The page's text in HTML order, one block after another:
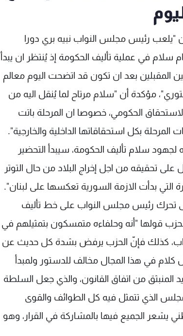
رئيس مجلس النواب نبيه بري دورا
في عملية تأليف الحكومة إذ يُنتظر ان يبدأ
المقبلين بعد ان تكون قد اتضحت اليوم معالم
مؤكدة أن "سلام مرتاح لما يُنقل اليه من
الاستحقاق الحكومي، خصوصا ان المرحلة باتت
بكل استحقاقاتها الداخلية والخارجية".
سلام تأليف الحكومة، سيبدأ التحضير
على تحقيقه من اجل إخراج البلاد من حال التوتر
التي بدأت الازمة السورية تعكسها على لبنان".
تحرك رئيس مجلس النواب على خط تأليف
قولها "أنه وحلفاءه متمسكون بتمثيلهم في
كذلك فإنّ الحزب يرفض بشدة كل حديث عن
كلام في هذا المجال مخالف للدستور ولمبدأ
المنبثق من اتفاق القانون، والذي جعل السلطة
الذي تتمثل فيه كل الطوائف والقوى
يشعر الجميع فيها بالمشاركة في القرار، وهو